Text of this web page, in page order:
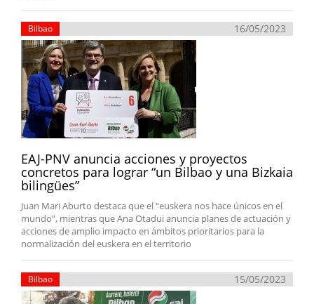
Bilbao 16/05/2023
EAJ-PNV anuncia acciones y proyectos
concretos para lograr “un Bilbao y una Bizkaia
bilingües”
Juan Mari Aburto destaca que el “euskera nos hace únicos en el
mundo”, mientras que Ana Otadui anuncia planes de actuación y
acciones de amplio impacto en ámbitos prioritarios para la
normalización del euskera en el territorio
Bilbao 15/05/2023